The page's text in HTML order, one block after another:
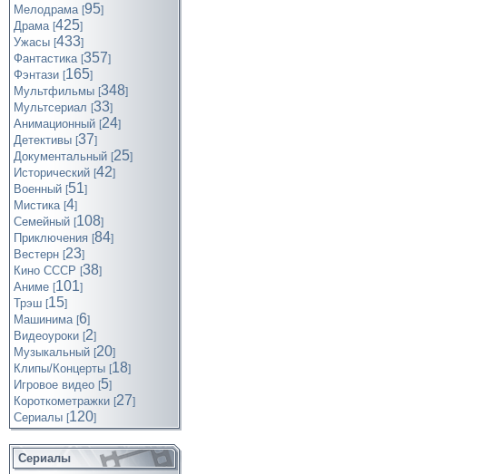
Мелодрама [95]
Драма [425]
Ужасы [433]
Фантастика [357]
Фэнтази [165]
Мультфильмы [348]
Мультсериал [33]
Анимационный [24]
Детективы [37]
Документальный [25]
Исторический [42]
Военный [51]
Мистика [4]
Семейный [108]
Приключения [84]
Вестерн [23]
Кино СССР [38]
Аниме [101]
Трэш [15]
Машинима [6]
Видеоуроки [2]
Музыкальный [20]
Клипы/Концерты [18]
Игровое видео [5]
Короткометражки [27]
Cериалы [120]
Сериалы